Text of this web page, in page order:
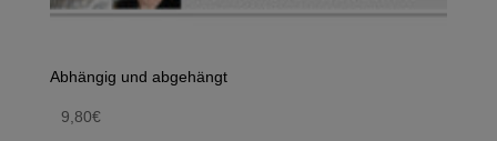
Abhängig und abgehängt
9,80€